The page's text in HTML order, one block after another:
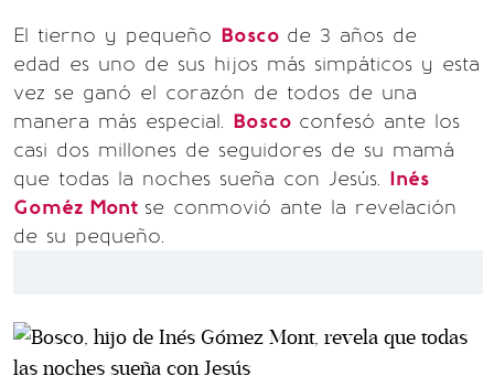
El tierno y pequeño Bosco de 3 años de
edad es uno de sus hijos más simpáticos y esta
vez se ganó el corazón de todos de una
manera más especial. Bosco confesó ante los
casi dos millones de seguidores de su mamá
que todas la noches sueña con Jesús. Inés
Goméz Mont se conmovió ante la revelación
de su pequeño.